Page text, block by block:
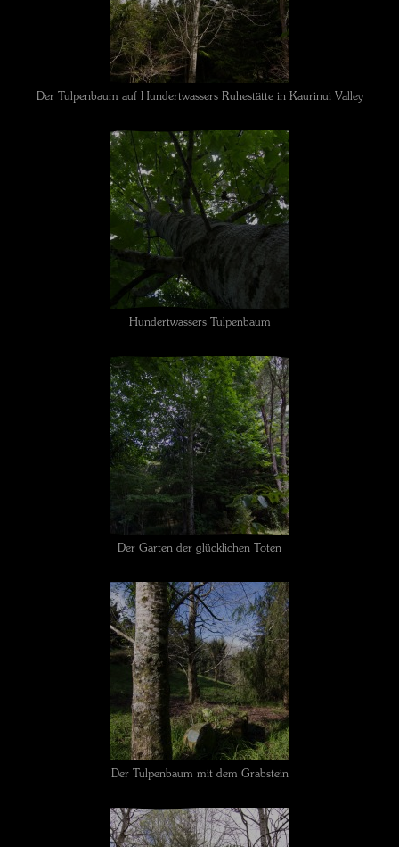
Der Tulpenbaum auf Hundertwassers Ruhestätte in Kaurinui Valley
Hundertwassers Tulpenbaum
Der Garten der glücklichen Toten
Der Tulpenbaum mit dem Grabstein